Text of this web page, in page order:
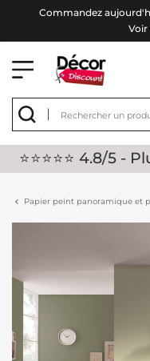
Commandez
Voir
⭐⭐⭐⭐⭐ 4.8/5
Papier peint panoramique et